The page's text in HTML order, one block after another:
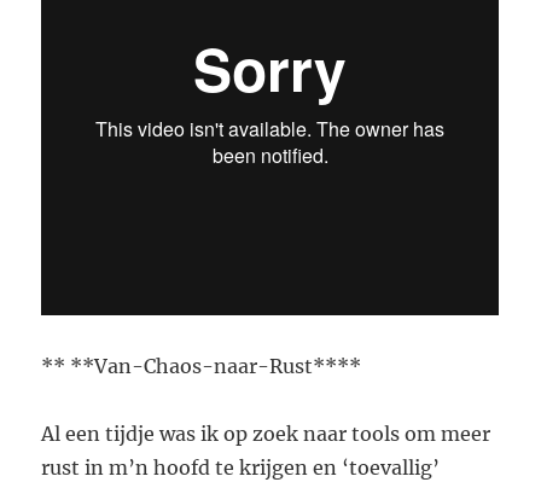
** **Van-Chaos-naar-Rust****
Al een tijdje was ik op zoek naar tools om meer
rust in m’n hoofd te krijgen en ‘toevallig’